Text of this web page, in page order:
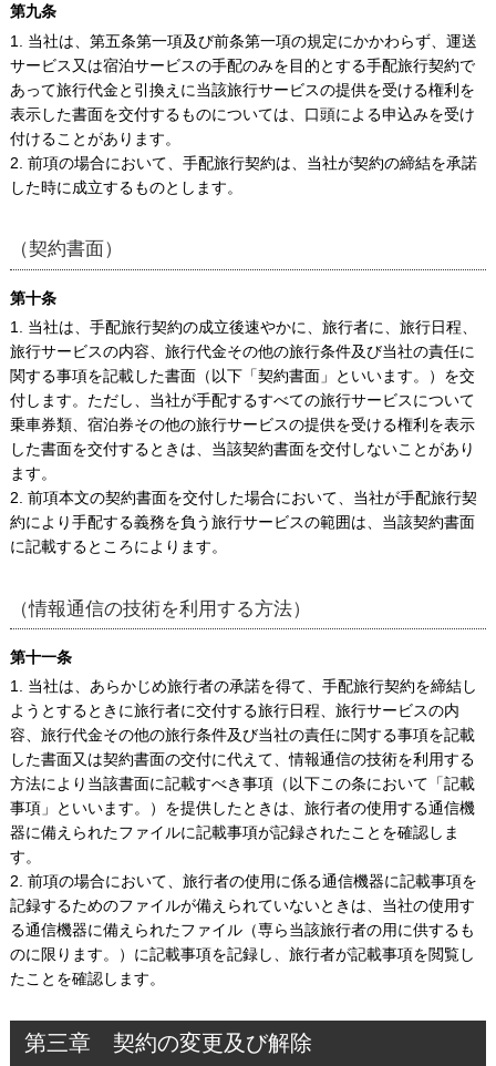
第九条
1. 当社は、第五条第一項及び前条第一項の規定にかかわらず、運送
サービス又は宿泊サービスの手配のみを目的とする手配旅行契約で
あって旅行代金と引換えに当該旅行サービスの提供を受ける権利を
表示した書面を交付するものについては、口頭による申込みを受け
付けることがあります。
2. 前項の場合において、手配旅行契約は、当社が契約の締結を承諾
した時に成立するものとします。
（契約書面）
第十条
1. 当社は、手配旅行契約の成立後速やかに、旅行者に、旅行日程、
旅行サービスの内容、旅行代金その他の旅行条件及び当社の責任に
関する事項を記載した書面（以下「契約書面」といいます。）を交
付します。ただし、当社が手配するすべての旅行サービスについて
乗車券類、宿泊券その他の旅行サービスの提供を受ける権利を表示
した書面を交付するときは、当該契約書面を交付しないことがあり
ます。
2. 前項本文の契約書面を交付した場合において、当社が手配旅行契
約により手配する義務を負う旅行サービスの範囲は、当該契約書面
に記載するところによります。
（情報通信の技術を利用する方法）
第十一条
1. 当社は、あらかじめ旅行者の承諾を得て、手配旅行契約を締結し
ようとするときに旅行者に交付する旅行日程、旅行サービスの内
容、旅行代金その他の旅行条件及び当社の責任に関する事項を記載
した書面又は契約書面の交付に代えて、情報通信の技術を利用する
方法により当該書面に記載すべき事項（以下この条において「記載
事項」といいます。）を提供したときは、旅行者の使用する通信機
器に備えられたファイルに記載事項が記録されたことを確認しま
す。
2. 前項の場合において、旅行者の使用に係る通信機器に記載事項を
記録するためのファイルが備えられていないときは、当社の使用す
る通信機器に備えられたファイル（専ら当該旅行者の用に供するも
のに限ります。）に記載事項を記録し、旅行者が記載事項を閲覧し
たことを確認します。
第三章 契約の変更及び解除